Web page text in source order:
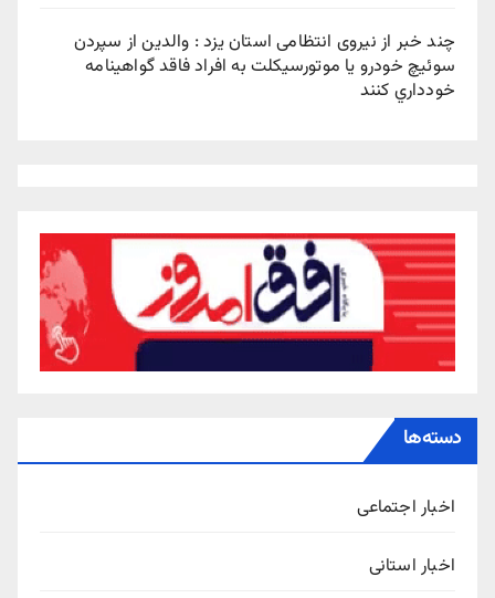
چند خبر از نیروی انتظامی استان یزد : والدين از سپردن
سوئيچ خودرو يا موتورسيکلت به افراد فاقد گواهينامه
خودداري کنند
دسته‌ها
اخبار اجتماعی
اخبار استانی